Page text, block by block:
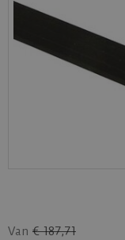
Van € 187,71